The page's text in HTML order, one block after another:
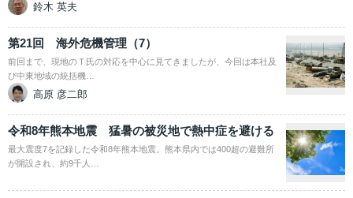
鈴木 英夫
第21回 海外危機管理（7）
前回まで、現地のＴ氏の対応を中心に見てきましたが、今回は本社及
び中東地域の統括機…
高原 彦二郎
令和8年熊本地震 猛暑の被災地で熱中症を避ける
最大震度7を記録した令和8年熊本地震。熊本県内では400超の避難所
が開設され、約9千人…